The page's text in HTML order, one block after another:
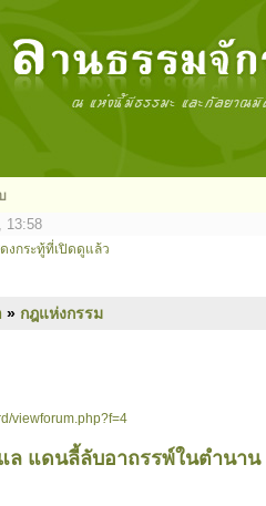
13:58
งกระทู้ที่เปิดดูแล้ว
» กฎแห่งกรรม
viewforum.php?f=4
ล แดนลี้ลับอาถรรพ์ในตำนาน